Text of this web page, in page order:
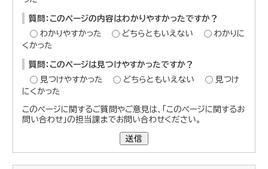
質問：このページの内容はわかりやすかったですか？
わかりやすかった
どちらともいえない
わかりに
くかった
質問：このページは見つけやすかったですか？
見つけやすかった
どちらともいえない
見つけ
にくかった
このページに関するご質問やご意見は、「このページに関するお
問い合わせ」の担当課までお問い合わせください。
送信